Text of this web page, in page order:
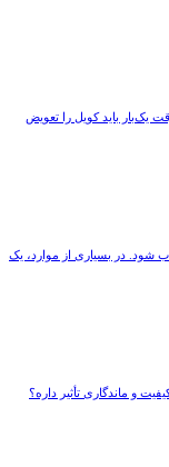
یک‌بار باید کویل را تعویض
شود. در بسیاری از موارد، یک
و ماندگاری تأثیر داره؟